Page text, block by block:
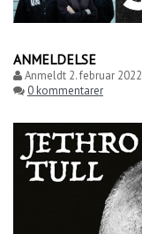
ANMELDELSE
Anmeldt 2. februar 2022
0 kommentarer